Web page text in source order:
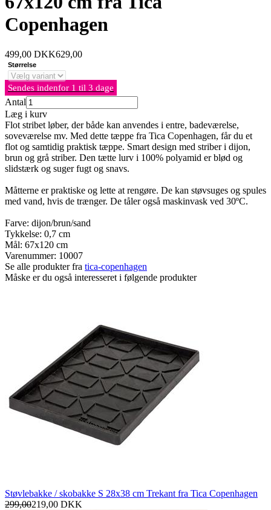
Copenhagen
499,00 DKK629,00
Størrelse
Sendes indenfor 1 til 3 dage
Antal
Læg i kurv
Flot stribet løber, der både kan anvendes i entre, badeværelse,
soveværelse mv. Med dette tæppe fra Tica Copenhagen, får du et
flot og samtidig praktisk tæppe. Smart design med striber i dijon,
brun og grå striber. Den tætte lurv i 100% polyamid er blød og
slidstærk og suger fugt og snavs.
Måtterne er praktiske og lette at rengøre. De kan støvsuges og spules
med vand, hvis de trænger. De tåler også maskinvask ved 30ºC.
Farve: dijon/brun/sand
Tykkelse: 0,7 cm
Mål: 67x120 cm
Varenummer: 10007
Se alle produkter fra tica-copenhagen
Måske er du også interesseret i følgende produkter
Støvlebakke / skobakke S 28x38 cm Trekant fra Tica Copenhagen
299,00219,00 DKK